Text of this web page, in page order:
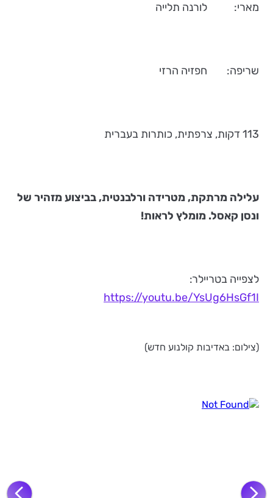
מארי: לורנה תלייה
שריפה: חפזיה הרזי
113 דקות, צרפתית, כותרות בעברית
עלילה מרתקת, מטרידה ורלבנטית, בביצוע מזהיר של
ונסן קאסל. מומלץ לראות!
לצפייה בטריילר:
https://youtu.be/YsUg6HsGf1I
(צילום: באדיבות קולנוע חדש)